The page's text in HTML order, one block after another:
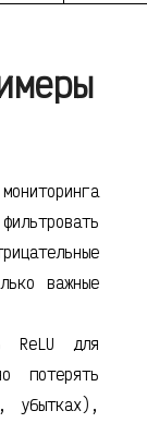
важные
ReLU для
потерять
убытках),